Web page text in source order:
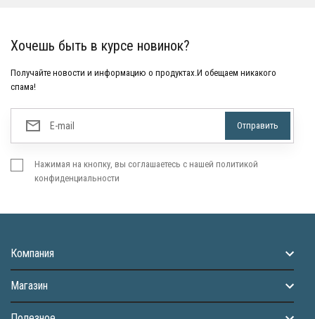
Хочешь быть в курсе новинок?
Получайте новости и информацию о продуктах.И обещаем никакого
спама!
Нажимая на кнопку, вы соглашаетесь с нашей политикой
конфиденциальности
Компания
Магазин